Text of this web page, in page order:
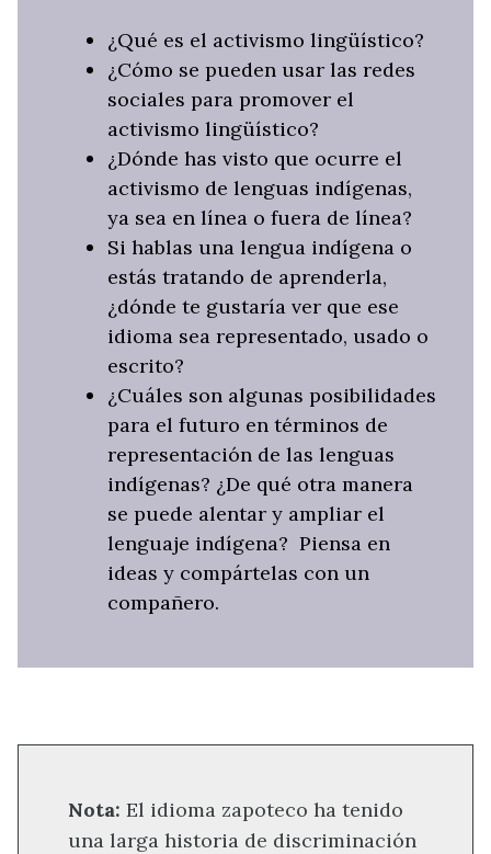
¿Qué es el activismo lingüístico?
¿Cómo se pueden usar las redes
sociales para promover el
activismo lingüístico?
¿Dónde has visto que ocurre el
activismo de lenguas indígenas,
ya sea en línea o fuera de línea?
Si hablas una lengua indígena o
estás tratando de aprenderla,
¿dónde te gustaría ver que ese
idioma sea representado, usado o
escrito?
¿Cuáles son algunas posibilidades
para el futuro en términos de
representación de las lenguas
indígenas? ¿De qué otra manera
se puede alentar y ampliar el
lenguaje indígena? Piensa en
ideas y compártelas con un
compañero.
Nota: El idioma zapoteco ha tenido
una larga historia de discriminación